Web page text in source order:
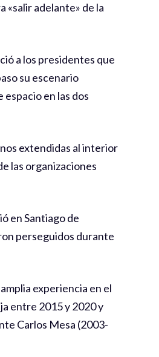
«salir adelante» de la
a los presidentes que
su escenario
en las dos
extendidas al interior
las organizaciones
en Santiago de
perseguidos durante
experiencia en el
entre 2015 y 2020 y
Carlos Mesa (2003-